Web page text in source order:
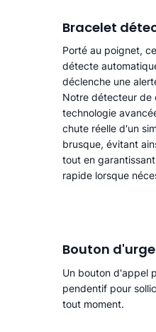
Bracelet
Porté au poignet,
détecte
déclenche une
Notre détecteur de
technologie
chute réelle d'un
brusque, évitant
tout en
rapide lorsque
Bouton
Un bouton d'appel
pendentif pour
tout moment.